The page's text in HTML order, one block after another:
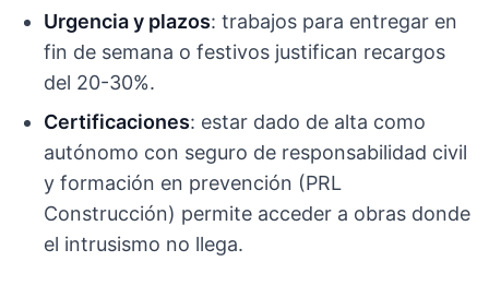
Urgencia y plazos: trabajos para entregar en
fin de semana o festivos justifican recargos
del 20-30%.
Certificaciones: estar dado de alta como
autónomo con seguro de responsabilidad civil
y formación en prevención (PRL
Construcción) permite acceder a obras donde
el intrusismo no llega.